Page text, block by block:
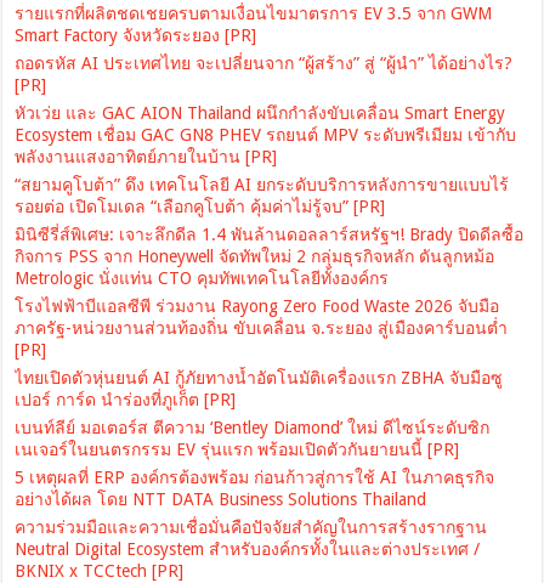
รายแรกที่ผลิตชดเชยครบตามเงื่อนไขมาตรการ EV 3.5 จาก GWM
Smart Factory จังหวัดระยอง [PR]
ถอดรหัส AI ประเทศไทย จะเปลี่ยนจาก “ผู้สร้าง” สู่ “ผู้นำ” ได้อย่างไร?
[PR]
หัวเว่ย และ GAC AION Thailand ผนึกกำลังขับเคลื่อน Smart Energy
Ecosystem เชื่อม GAC GN8 PHEV รถยนต์ MPV ระดับพรีเมียม เข้ากับ
พลังงานแสงอาทิตย์ภายในบ้าน [PR]
“สยามคูโบต้า” ดึง เทคโนโลยี AI ยกระดับบริการหลังการขายแบบไร้
รอยต่อ เปิดโมเดล “เลือกคูโบต้า คุ้มค่าไม่รู้จบ” [PR]
มินิซีรี่ส์พิเศษ: เจาะลึกดีล 1.4 พันล้านดอลลาร์สหรัฐฯ! Brady ปิดดีลซื้อ
กิจการ PSS จาก Honeywell จัดทัพใหม่ 2 กลุ่มธุรกิจหลัก ดันลูกหม้อ
Metrologic นั่งแท่น CTO คุมทัพเทคโนโลยีทั้งองค์กร
โรงไฟฟ้าบีแอลซีพี ร่วมงาน Rayong Zero Food Waste 2026 จับมือ
ภาครัฐ-หน่วยงานส่วนท้องถิ่น ขับเคลื่อน จ.ระยอง สู่เมืองคาร์บอนต่ำ
[PR]
ไทยเปิดตัวหุ่นยนต์ AI กู้ภัยทางน้ำอัตโนมัติเครื่องแรก ZBHA จับมือซู
เปอร์ การ์ด นำร่องที่ภูเก็ต [PR]
เบนท์ลีย์ มอเตอร์ส ตีความ ‘Bentley Diamond’ ใหม่ ดีไซน์ระดับซิก
เนเจอร์ในยนตรกรรม EV รุ่นแรก พร้อมเปิดตัวกันยายนนี้ [PR]
5 เหตุผลที่ ERP องค์กรต้องพร้อม ก่อนก้าวสู่การใช้ AI ในภาคธุรกิจ
อย่างได้ผล โดย NTT DATA Business Solutions Thailand
ความร่วมมือและความเชื่อมั่นคือปัจจัยสำคัญในการสร้างรากฐาน
Neutral Digital Ecosystem สำหรับองค์กรทั้งในและต่างประเทศ /
BKNIX x TCCtech [PR]